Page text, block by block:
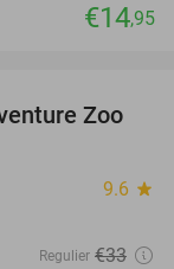
€14,95
24%
Zoo
9.6 star
Regulier €33